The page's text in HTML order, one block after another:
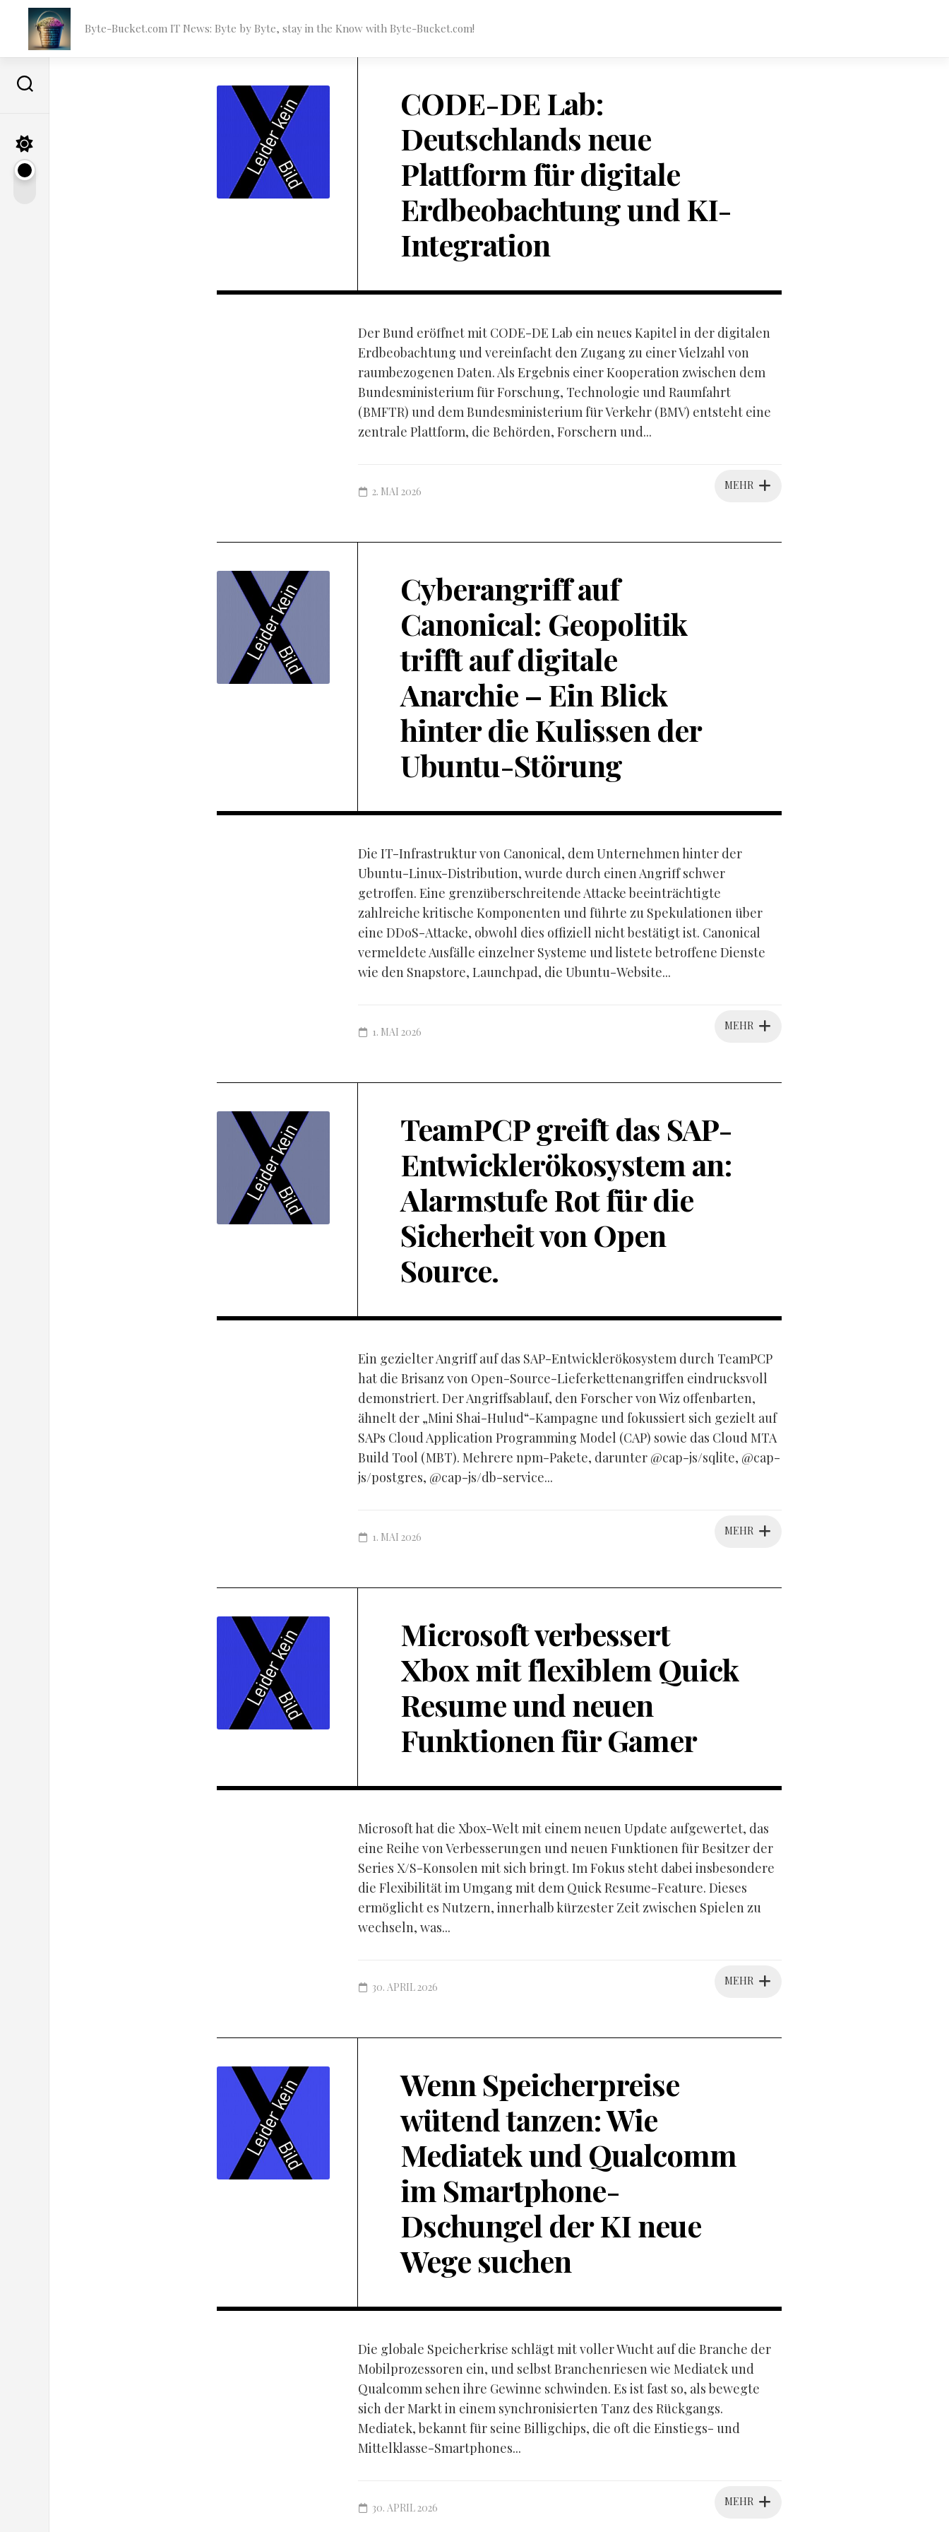
content
Byte-Bucket.com IT News: Byte by Byte, stay in the Know with Byte-Bucket.com!
CODE-DE Lab:
Deutschlands neue
Plattform für digitale
Erdbeobachtung und KI-
Integration
Der Bund eröffnet mit CODE-DE Lab ein neues Kapitel in der digitalen
Erdbeobachtung und vereinfacht den Zugang zu einer Vielzahl von
raumbezogenen Daten. Als Ergebnis einer Kooperation zwischen dem
Bundesministerium für Forschung, Technologie und Raumfahrt
(BMFTR) und dem Bundesministerium für Verkehr (BMV) entsteht eine
zentrale Plattform, die Behörden, Forschern und...
MEHR
2. MAI 2026
Cyberangriff auf
Canonical: Geopolitik
trifft auf digitale
Anarchie – Ein Blick
hinter die Kulissen der
Ubuntu-Störung
Die IT-Infrastruktur von Canonical, dem Unternehmen hinter der
Ubuntu-Linux-Distribution, wurde durch einen Angriff schwer
getroffen. Eine grenzüberschreitende Attacke beeinträchtigte
zahlreiche kritische Komponenten und führte zu Spekulationen über
eine DDoS-Attacke, obwohl dies offiziell nicht bestätigt ist. Canonical
vermeldete Ausfälle einzelner Systeme und listete betroffene Dienste
wie den Snapstore, Launchpad, die Ubuntu-Website...
MEHR
1. MAI 2026
TeamPCP greift das SAP-
Entwicklerökosystem an:
Alarmstufe Rot für die
Sicherheit von Open
Source.
Ein gezielter Angriff auf das SAP-Entwicklerökosystem durch TeamPCP
hat die Brisanz von Open-Source-Lieferkettenangriffen eindrucksvoll
demonstriert. Der Angriffsablauf, den Forscher von Wiz offenbarten,
ähnelt der „Mini Shai-Hulud“-Kampagne und fokussiert sich gezielt auf
SAPs Cloud Application Programming Model (CAP) sowie das Cloud MTA
Build Tool (MBT). Mehrere npm-Pakete, darunter @cap-js/sqlite, @cap-
js/postgres, @cap-js/db-service...
MEHR
1. MAI 2026
Microsoft verbessert
Xbox mit flexiblem Quick
Resume und neuen
Funktionen für Gamer
Microsoft hat die Xbox-Welt mit einem neuen Update aufgewertet, das
eine Reihe von Verbesserungen und neuen Funktionen für Besitzer der
Series X/S-Konsolen mit sich bringt. Im Fokus steht dabei insbesondere
die Flexibilität im Umgang mit dem Quick Resume-Feature. Dieses
ermöglicht es Nutzern, innerhalb kürzester Zeit zwischen Spielen zu
wechseln, was...
MEHR
30. APRIL 2026
Wenn Speicherpreise
wütend tanzen: Wie
Mediatek und Qualcomm
im Smartphone-
Dschungel der KI neue
Wege suchen
Die globale Speicherkrise schlägt mit voller Wucht auf die Branche der
Mobilprozessoren ein, und selbst Branchenriesen wie Mediatek und
Qualcomm sehen ihre Gewinne schwinden. Es ist fast so, als bewegte
sich der Markt in einem synchronisierten Tanz des Rückgangs.
Mediatek, bekannt für seine Billigchips, die oft die Einstiegs- und
Mittelklasse-Smartphones...
MEHR
30. APRIL 2026